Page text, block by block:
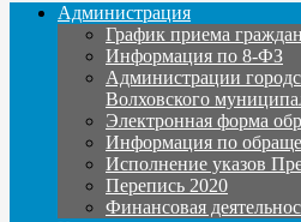
Администрация
График приема
Информация по 8-ФЗ
Администрации
Волховского
Электронная форма
Информация по
Исполнение указов
Перепись 2020
Финансовая